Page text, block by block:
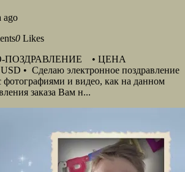
ago
0 Likes
ПОЗДРАВЛЕНИЕ • ЦЕНА
• Сделаю электронное поздравление
и видео, как на данном
заказа Вам н...